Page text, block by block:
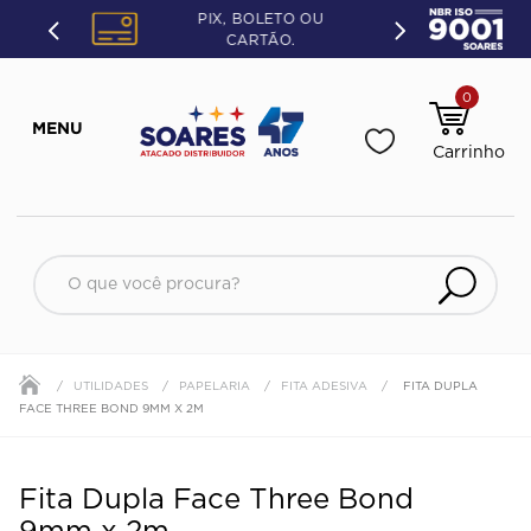
PIX, BOLETO OU
CARTÃO.
0
UTILIDADES PAPELARIA FITA ADESIVA
FITA DUPLA
FACE THREE BOND 9MM X 2M
Fita Dupla Face Three Bond